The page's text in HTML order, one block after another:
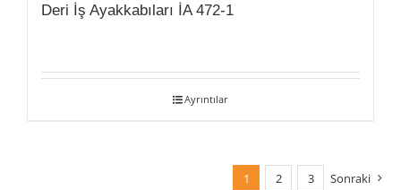
Deri İş Ayakkabıları İA 472-1
Ayrıntılar
1 2 3 Sonraki